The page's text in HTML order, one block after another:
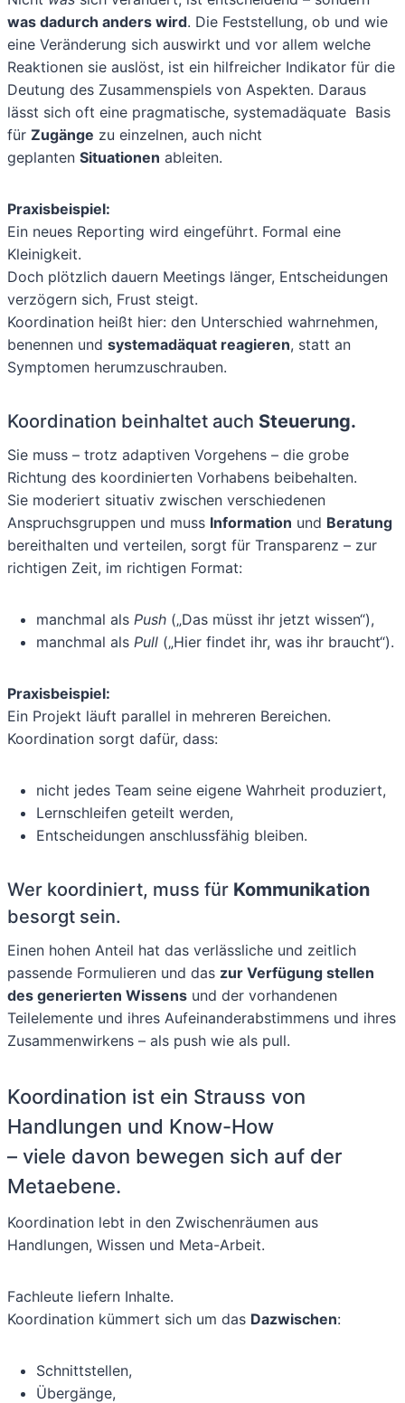
was dadurch anders wird. Die Feststellung, ob und wie
eine Veränderung sich auswirkt und vor allem welche
Reaktionen sie auslöst, ist ein hilfreicher Indikator für die
Deutung des Zusammenspiels von Aspekten. Daraus
lässt sich oft eine pragmatische, systemadäquate Basis
für Zugänge zu einzelnen, auch nicht
geplanten Situationen ableiten.
Praxisbeispiel:
Ein neues Reporting wird eingeführt. Formal eine
Kleinigkeit.
Doch plötzlich dauern Meetings länger, Entscheidungen
verzögern sich, Frust steigt.
Koordination heißt hier: den Unterschied wahrnehmen,
benennen und systemadäquat reagieren, statt an
Symptomen herumzuschrauben.
Koordination beinhaltet auch Steuerung.
Sie muss – trotz adaptiven Vorgehens – die grobe
Richtung des koordinierten Vorhabens beibehalten.
Sie moderiert situativ zwischen verschiedenen
Anspruchsgruppen und muss Information und Beratung
bereithalten und verteilen, sorgt für Transparenz – zur
richtigen Zeit, im richtigen Format:
manchmal als Push („Das müsst ihr jetzt wissen“),
manchmal als Pull („Hier findet ihr, was ihr braucht“).
Praxisbeispiel:
Ein Projekt läuft parallel in mehreren Bereichen.
Koordination sorgt dafür, dass:
nicht jedes Team seine eigene Wahrheit produziert,
Lernschleifen geteilt werden,
Entscheidungen anschlussfähig bleiben.
Wer koordiniert, muss für Kommunikation
besorgt sein.
Einen hohen Anteil hat das verlässliche und zeitlich
passende Formulieren und das zur Verfügung stellen
des generierten Wissens und der vorhandenen
Teilelemente und ihres Aufeinanderabstimmens und ihres
Zusammenwirkens – als push wie als pull.
Koordination ist ein Strauss von
Handlungen und Know-How
– viele davon bewegen sich auf der
Metaebene.
Koordination lebt in den Zwischenräumen aus
Handlungen, Wissen und Meta-Arbeit.
Fachleute liefern Inhalte.
Koordination kümmert sich um das Dazwischen:
Schnittstellen,
Übergänge,